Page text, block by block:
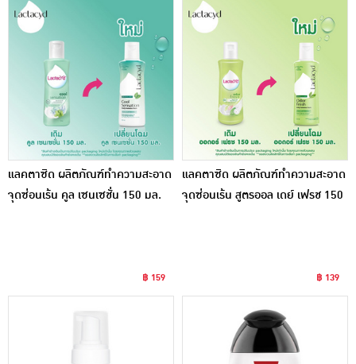
แลคตาซิด ผลิตภัณฑ์ทำความสะอาด
จุดซ่อนเร้น คูล เซนเซชั่น 150 มล.
฿ 159
แลคตาซิด ผลิตภัณฑ์ทำความสะอาด
จุดซ่อนเร้น สูตรออล เดย์ เฟรช 150
฿ 139